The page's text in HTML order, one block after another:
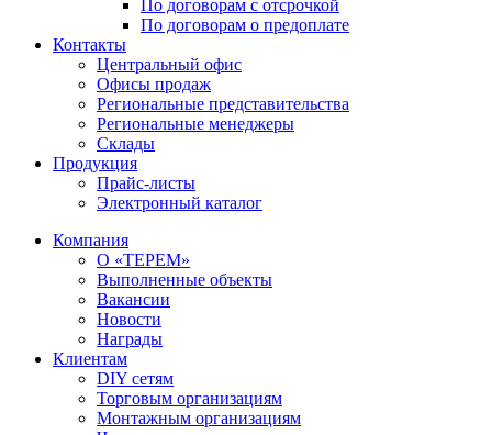
По договорам с отсрочкой
По договорам о предоплате
Контакты
Центральный офис
Офисы продаж
Региональные представительства
Региональные менеджеры
Склады
Продукция
Прайс-листы
Электронный каталог
Компания
О «ТЕРЕМ»
Выполненные объекты
Вакансии
Новости
Награды
Клиентам
DIY сетям
Торговым организациям
Монтажным организациям